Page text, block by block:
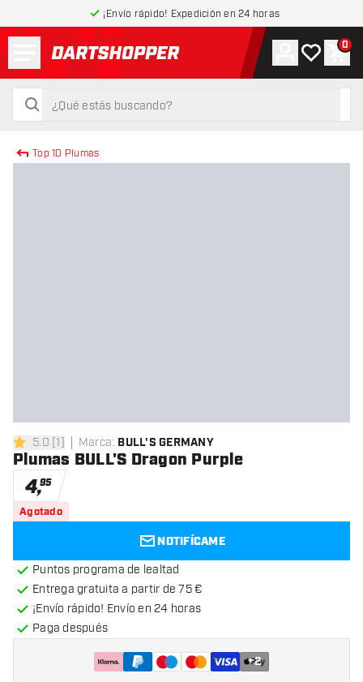
¡Envío rápido! Expedición en 24 horas
volver a la página de inicio
buscar
buscar
Cuenta
Mi lista de
0
Top 10 Plumas
5 estrellas de puntuación
5.0 [1] Marca: BULL'S GERMANY
Plumas BULL'S Dragon Purple
4,95
Agotado
NOTIFÍCAME
Puntos programa de lealtad
Entrega gratuita a partir de 75 €
¡Envío rápido! Envío en 24 horas
Paga después
+2